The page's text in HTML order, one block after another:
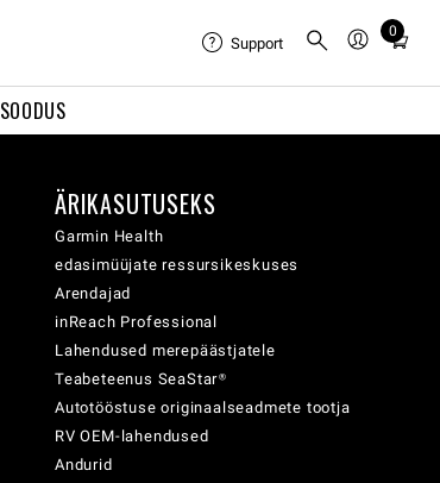
SOODUS
Support
0
Total
cart:
ÄRIKASUTUSEKS
Garmin Health
edasimüüjate ressursikeskuses
Arendajad
inReach Professional
Lahendused merepäästjatele
Teabeteenus SeaStar®
Autotööstuse originaalseadmete tootja
RV OEM-lahendused
Andurid